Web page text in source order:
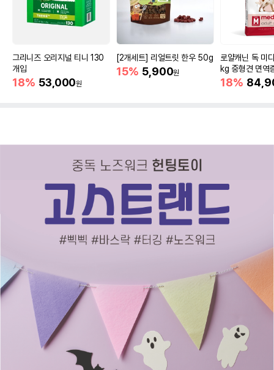
그리니즈 오리지널 티니 130
개입
18% 53,000원
[2개세트] 리얼트릿 한우 50g
15% 5,900원
로얄캐닌 독 미
kg 중형견 면역
18%